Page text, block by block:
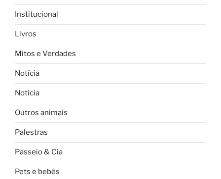
Institucional
Livros
Mitos e Verdades
Notícia
Notícia
Outros animais
Palestras
Passeio & Cia
Pets e bebês